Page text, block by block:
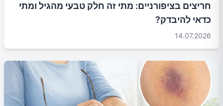
חריצים בציפורניים: מתי זה חלק טבעי מהגיל ומתי
כדאי להיבדק?
14.07.2026